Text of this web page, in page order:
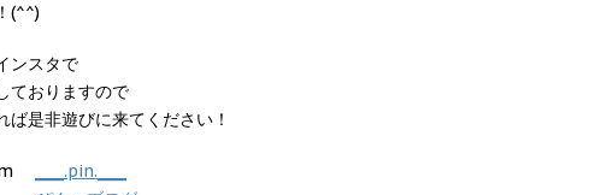
(^^)
ンスタで
ておりますので
ば是非遊びに来てください！
____.pin.____